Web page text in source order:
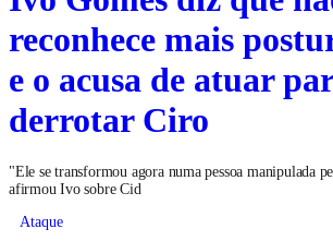
reconhece mais
e o acusa de atuar
derrotar Ciro
"Ele se transformou agora numa pessoa manipulada
afirmou Ivo sobre Cid
Ataque